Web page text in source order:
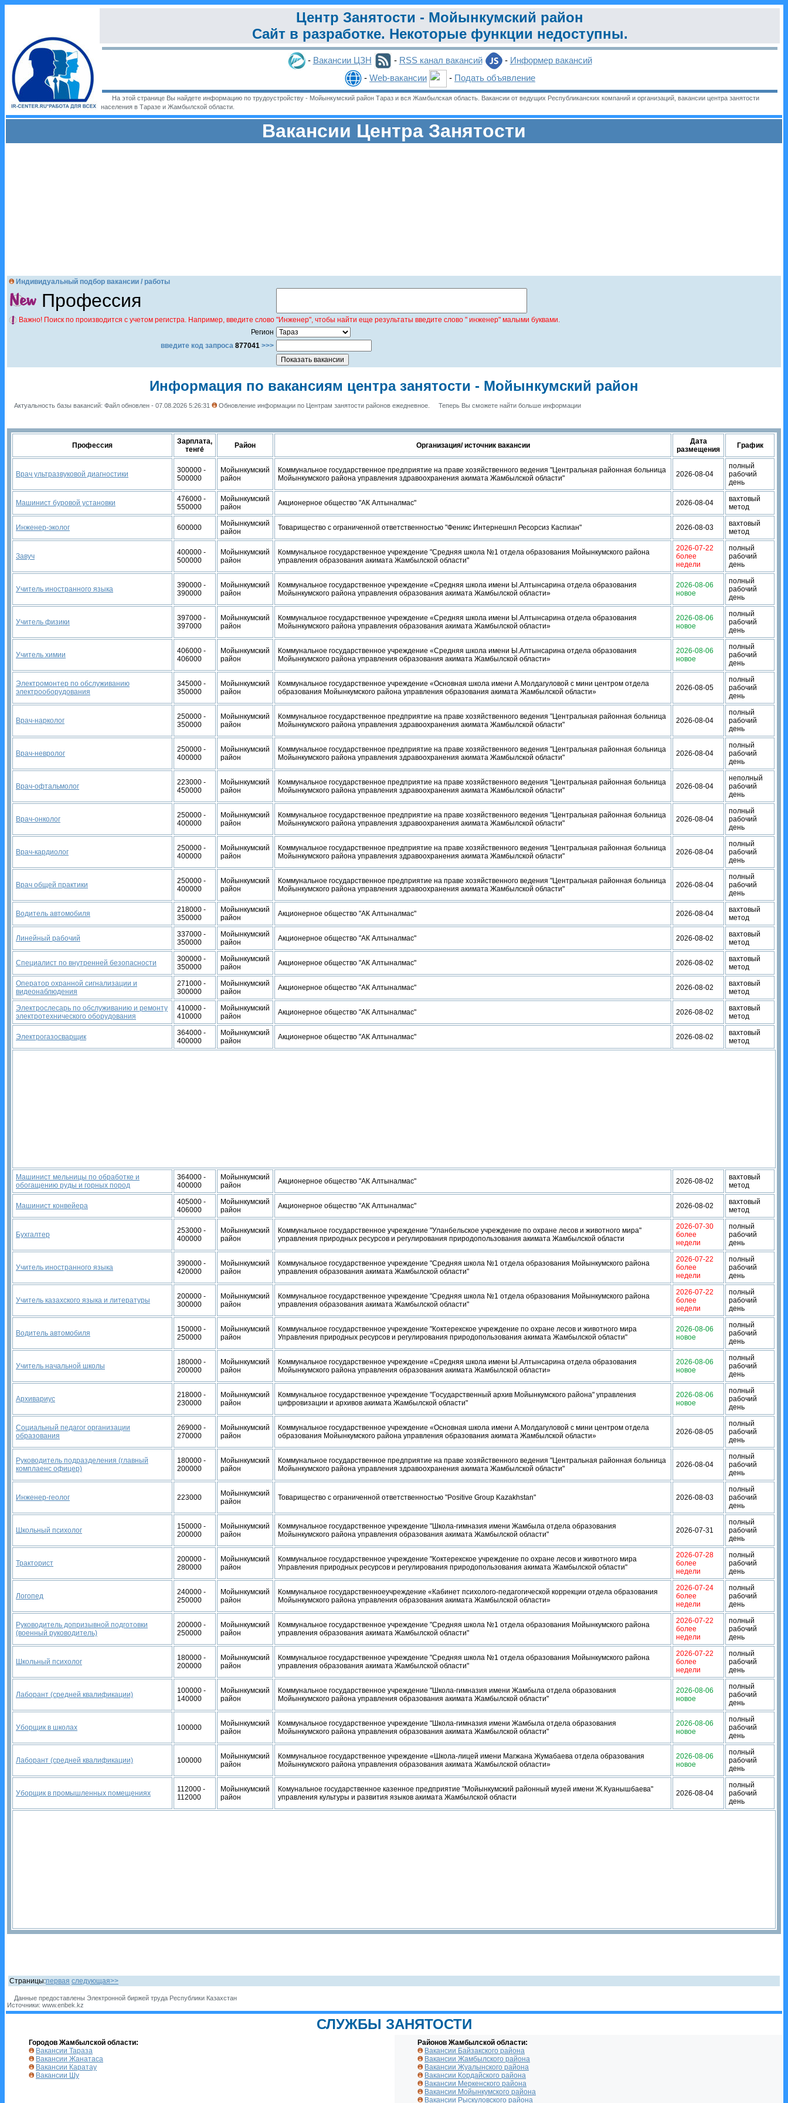
Центр Занятости - Мойынкумский район
Сайт в разработке. Некоторые функции недоступны.
- Вакансии ЦЗН - RSS канал вакансий - Информер вакансий
- Web-вакансии - Подать объявление
На этой странице Вы найдете информацию по трудоустройству - Мойынкумский район Тараз и вся Жамбылская область. Вакансии от ведущих Республиканских компаний и организаций, вакансии центра занятости
населения в Таразе и Жамбылской области.
Вакансии Центра Занятости
Индивидуальный подбор вакансии / работы
Профессия
Важно! Поиск по производится с учетом регистра. Например, введите слово "Инженер", чтобы найти еще результаты введите слово " инженер" малыми буквами.
Регион
введите код запроса 877041 >>>
Информация по вакансиям центра занятости - Мойынкумский район
Актуальность базы вакансий: Файл обновлен - 07.08.2026 5:26:31 Обновление информации по Центрам занятости районов ежедневное. Теперь Вы сможете найти больше информации
Профессия
Зарплата,
тенге́
Район Организация/ источник вакансии
Дата
размещения
График
Врач ультразвуковой диагностики
300000 -
500000
Мойынкумский
район
Коммунальное государственное предприятие на праве хозяйственного ведения "Центральная районная больница
Мойынкумского района управления здравоохранения акимата Жамбылской области"
2026-08-04
полный
рабочий
день
Машинист буровой установки
476000 -
550000
Мойынкумский
район
Акционерное общество "АК Алтыналмас" 2026-08-04
вахтовый
метод
Инженер-эколог 600000
Мойынкумский
район
Товарищество с ограниченной ответственностью "Феникс Интернешнл Ресорсиз Каспиан" 2026-08-03
вахтовый
метод
Завуч
400000 -
500000
Мойынкумский
район
Коммунальное государственное учреждение "Средняя школа №1 отдела образования Мойынкумского района
управления образования акимата Жамбылской области"
2026-07-22
более
недели
полный
рабочий
день
Учитель иностранного языка
390000 -
390000
Мойынкумский
район
Коммунальное государственное учреждение «Средняя школа имени Ы.Алтынсарина отдела образования
Мойынкумского района управления образования акимата Жамбылской области»
2026-08-06
новое
полный
рабочий
день
Учитель физики
397000 -
397000
Мойынкумский
район
Коммунальное государственное учреждение «Средняя школа имени Ы.Алтынсарина отдела образования
Мойынкумского района управления образования акимата Жамбылской области»
2026-08-06
новое
полный
рабочий
день
Учитель химии
406000 -
406000
Мойынкумский
район
Коммунальное государственное учреждение «Средняя школа имени Ы.Алтынсарина отдела образования
Мойынкумского района управления образования акимата Жамбылской области»
2026-08-06
новое
полный
рабочий
день
Электромонтер по обслуживанию
электрооборудования
345000 -
350000
Мойынкумский
район
Коммунальное государственное учреждение «Основная школа имени А.Молдагуловой с мини центром отдела
образования Мойынкумского района управления образования акимата Жамбылской области»
2026-08-05
полный
рабочий
день
Врач-нарколог
250000 -
350000
Мойынкумский
район
Коммунальное государственное предприятие на праве хозяйственного ведения "Центральная районная больница
Мойынкумского района управления здравоохранения акимата Жамбылской области"
2026-08-04
полный
рабочий
день
Врач-невролог
250000 -
400000
Мойынкумский
район
Коммунальное государственное предприятие на праве хозяйственного ведения "Центральная районная больница
Мойынкумского района управления здравоохранения акимата Жамбылской области"
2026-08-04
полный
рабочий
день
Врач-офтальмолог
223000 -
450000
Мойынкумский
район
Коммунальное государственное предприятие на праве хозяйственного ведения "Центральная районная больница
Мойынкумского района управления здравоохранения акимата Жамбылской области"
2026-08-04
неполный
рабочий
день
Врач-онколог
250000 -
400000
Мойынкумский
район
Коммунальное государственное предприятие на праве хозяйственного ведения "Центральная районная больница
Мойынкумского района управления здравоохранения акимата Жамбылской области"
2026-08-04
полный
рабочий
день
Врач-кардиолог
250000 -
400000
Мойынкумский
район
Коммунальное государственное предприятие на праве хозяйственного ведения "Центральная районная больница
Мойынкумского района управления здравоохранения акимата Жамбылской области"
2026-08-04
полный
рабочий
день
Врач общей практики
250000 -
400000
Мойынкумский
район
Коммунальное государственное предприятие на праве хозяйственного ведения "Центральная районная больница
Мойынкумского района управления здравоохранения акимата Жамбылской области"
2026-08-04
полный
рабочий
день
Водитель автомобиля
218000 -
350000
Мойынкумский
район
Акционерное общество "АК Алтыналмас" 2026-08-04
вахтовый
метод
Линейный рабочий
337000 -
350000
Мойынкумский
район
Акционерное общество "АК Алтыналмас" 2026-08-02
вахтовый
метод
Специалист по внутренней безопасности
300000 -
350000
Мойынкумский
район
Акционерное общество "АК Алтыналмас" 2026-08-02
вахтовый
метод
Оператор охранной сигнализации и
видеонаблюдения
271000 -
300000
Мойынкумский
район
Акционерное общество "АК Алтыналмас" 2026-08-02
вахтовый
метод
Электрослесарь по обслуживанию и ремонту
электротехнического оборудования
410000 -
410000
Мойынкумский
район
Акционерное общество "АК Алтыналмас" 2026-08-02
вахтовый
метод
Электрогазосварщик
364000 -
400000
Мойынкумский
район
Акционерное общество "АК Алтыналмас" 2026-08-02
вахтовый
метод
Машинист мельницы по обработке и
обогащению руды и горных пород
364000 -
400000
Мойынкумский
район
Акционерное общество "АК Алтыналмас" 2026-08-02
вахтовый
метод
Машинист конвейера
405000 -
406000
Мойынкумский
район
Акционерное общество "АК Алтыналмас" 2026-08-02
вахтовый
метод
Бухгалтер
253000 -
400000
Мойынкумский
район
Коммунальное государственное учреждение "Уланбельское учреждение по охране лесов и животного мира"
управления природных ресурсов и регулирования природопользования акимата Жамбылской области
2026-07-30
более
недели
полный
рабочий
день
Учитель иностранного языка
390000 -
420000
Мойынкумский
район
Коммунальное государственное учреждение "Средняя школа №1 отдела образования Мойынкумского района
управления образования акимата Жамбылской области"
2026-07-22
более
недели
полный
рабочий
день
Учитель казахского языка и литературы
200000 -
300000
Мойынкумский
район
Коммунальное государственное учреждение "Средняя школа №1 отдела образования Мойынкумского района
управления образования акимата Жамбылской области"
2026-07-22
более
недели
полный
рабочий
день
Водитель автомобиля
150000 -
250000
Мойынкумский
район
Коммунальное государственное учреждение "Коктерекское учреждение по охране лесов и животного мира
Управления природных ресурсов и регулирования природопользования акимата Жамбылской области"
2026-08-06
новое
полный
рабочий
день
Учитель начальной школы
180000 -
200000
Мойынкумский
район
Коммунальное государственное учреждение «Средняя школа имени Ы.Алтынсарина отдела образования
Мойынкумского района управления образования акимата Жамбылской области»
2026-08-06
новое
полный
рабочий
день
Архивариус
218000 -
230000
Мойынкумский
район
Коммунальное государственное учреждение "Государственный архив Мойынкумского района" управления
цифровизации и архивов акимата Жамбылской области"
2026-08-06
новое
полный
рабочий
день
Социальный педагог организации
образования
269000 -
270000
Мойынкумский
район
Коммунальное государственное учреждение «Основная школа имени А.Молдагуловой с мини центром отдела
образования Мойынкумского района управления образования акимата Жамбылской области»
2026-08-05
полный
рабочий
день
Руководитель подразделения (главный
комплаенс офицер)
180000 -
200000
Мойынкумский
район
Коммунальное государственное предприятие на праве хозяйственного ведения "Центральная районная больница
Мойынкумского района управления здравоохранения акимата Жамбылской области"
2026-08-04
полный
рабочий
день
Инженер-геолог 223000
Мойынкумский
район
Товарищество с ограниченной ответственностью "Positive Group Kazakhstan" 2026-08-03
полный
рабочий
день
Школьный психолог
150000 -
200000
Мойынкумский
район
Коммунальное государственное учреждение "Школа-гимназия имени Жамбыла отдела образования
Мойынкумского района управления образования акимата Жамбылской области"
2026-07-31
полный
рабочий
день
Тракторист
200000 -
280000
Мойынкумский
район
Коммунальное государственное учреждение "Коктерекское учреждение по охране лесов и животного мира
Управления природных ресурсов и регулирования природопользования акимата Жамбылской области"
2026-07-28
более
недели
полный
рабочий
день
Логопед
240000 -
250000
Мойынкумский
район
Коммунальное государственноеучреждение «Кабинет психолого-педагогической коррекции отдела образования
Мойынкумского района управления образования акимата Жамбылской области»
2026-07-24
более
недели
полный
рабочий
день
Руководитель допризывной подготовки
(военный руководитель)
200000 -
250000
Мойынкумский
район
Коммунальное государственное учреждение "Средняя школа №1 отдела образования Мойынкумского района
управления образования акимата Жамбылской области"
2026-07-22
более
недели
полный
рабочий
день
Школьный психолог
180000 -
200000
Мойынкумский
район
Коммунальное государственное учреждение "Средняя школа №1 отдела образования Мойынкумского района
управления образования акимата Жамбылской области"
2026-07-22
более
недели
полный
рабочий
день
Лаборант (средней квалификации)
100000 -
140000
Мойынкумский
район
Коммунальное государственное учреждение "Школа-гимназия имени Жамбыла отдела образования
Мойынкумского района управления образования акимата Жамбылской области"
2026-08-06
новое
полный
рабочий
день
Уборщик в школах 100000
Мойынкумский
район
Коммунальное государственное учреждение "Школа-гимназия имени Жамбыла отдела образования
Мойынкумского района управления образования акимата Жамбылской области"
2026-08-06
новое
полный
рабочий
день
Лаборант (средней квалификации) 100000
Мойынкумский
район
Коммунальное государственное учреждение «Школа-лицей имени Магжана Жумабаева отдела образования
Мойынкумского района управления образования акимата Жамбылской области»
2026-08-06
новое
полный
рабочий
день
Уборщик в промышленных помещениях
112000 -
112000
Мойынкумский
район
Комунальное государственное казенное предприятие "Мойынкумский районный музей имени Ж.Куанышбаева"
управления культуры и развития языков акимата Жамбылской области
2026-08-04
полный
рабочий
день
Страницы:первая следующая>>
Данные предоставлены Электронной биржей труда Республики Казахстан
Источники: www.enbek.kz
СЛУЖБЫ ЗАНЯТОСТИ
Городов Жамбылской области:
Вакансии Тараза
Вакансии Жанатаса
Вакансии Каратау
Вакансии Шу
Районов Жамбылской области:
Вакансии Байзакского района
Вакансии Жамбылского района
Вакансии Жуалынского района
Вакансии Кордайского района
Вакансии Меркенского района
Вакансии Мойынкумского района
Вакансии Рыскуловского района